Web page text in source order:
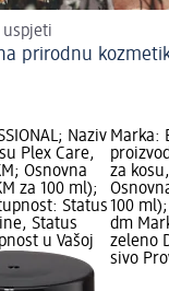
uspjeti
prirodnu
Naziv
Plex Care,
Osnovna
za 100 ml);
Status
Status
u Vašoj
Marka:
za
100
dm
zeleno
sivo